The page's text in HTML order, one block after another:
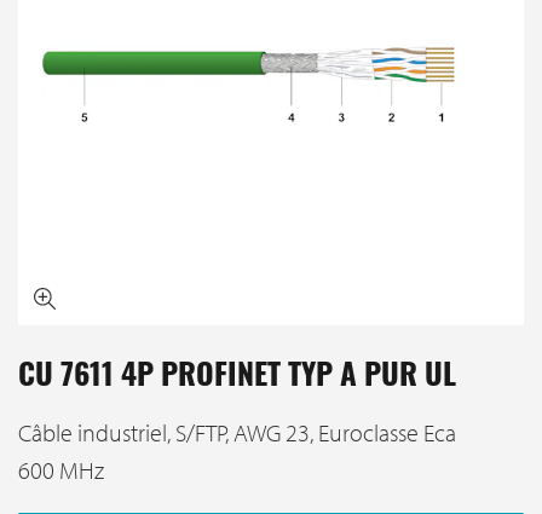
CU 7611 4P PROFINET TYP A PUR UL
Câble industriel, S/FTP, AWG 23, Euroclasse Eca
600 MHz